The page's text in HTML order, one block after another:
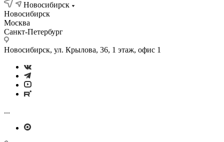
Новосибирск
Новосибирск
Москва
Санкт-Петербург
Новосибирск, ул. Крылова, 36, 1 этаж, офис 1
...